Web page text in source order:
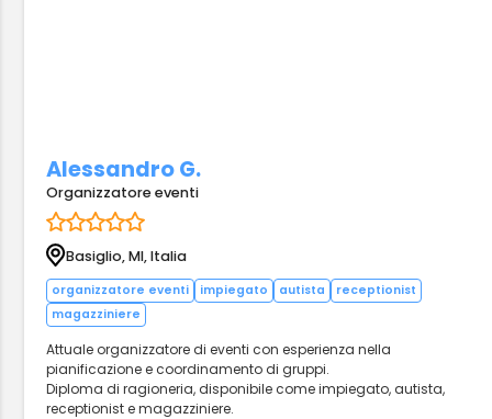
Alessandro G.
Organizzatore eventi
Basiglio, MI, Italia
organizzatore eventi impiegato autista
receptionist
magazziniere
Attuale organizzatore di eventi con esperienza nella
pianificazione e coordinamento di gruppi.
Diploma di ragioneria, disponibile come impiegato, autista,
receptionist e magazziniere.